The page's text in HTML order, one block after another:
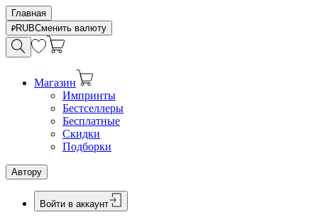
Главная
RUBСменить валюту
Магазин
Импринты
Бестселлеры
Бесплатные
Скидки
Подборки
Автору
Войти в аккаунт